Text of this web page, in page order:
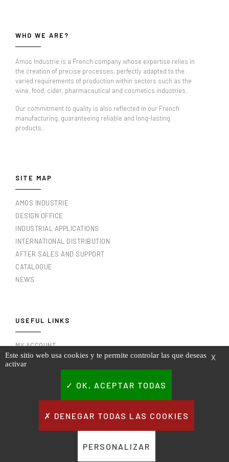
WHO WE ARE?
Amos Industrie is a French company whose expertise relies in
the creation of precise processes, perfectly adapted to the
varied requirements of production within sectors such as the
wine, food, cider, pharmaceutical and cosmetics industries.
Our commitment to quality is also reflected in our French
manufacturing, guaranteeing reliable and long-lasting
products.
SITE MAP
AMOS INDUSTRIE
DESIGN OFFICE
INDUSTRIAL APPLICATIONS
INTERNATIONAL DISTRIBUTION
AFTER SALES AND SUPPORT
CATALOGUE
NEWS
USEFUL LINKS
MY ACCOUNT
MY INVOICES
TERMS AND CONDITIONS OF USE
X
Este sitio web usa cookies y te permite controlar las que deseas
activar
OK, ACEPTAR TODAS
DENEGAR TODAS LAS COOKIES
PERSONALIZAR